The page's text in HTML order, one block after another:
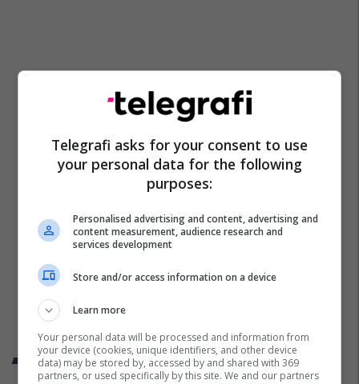
Trend Telegrafi
Telegrafi asks for your consent to use
your personal data for the following
purposes:
Personalised advertising and content, advertising and
content measurement, audience research and
services development
Store and/or access information on a device
Learn more
Your personal data will be processed and information from
your device (cookies, unique identifiers, and other device
data) may be stored by, accessed by and shared with 369
partners, or used specifically by this site. We and our partners